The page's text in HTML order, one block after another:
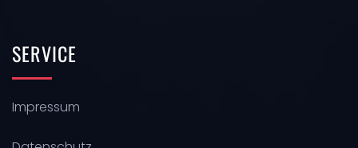
SERVICE
Impressum